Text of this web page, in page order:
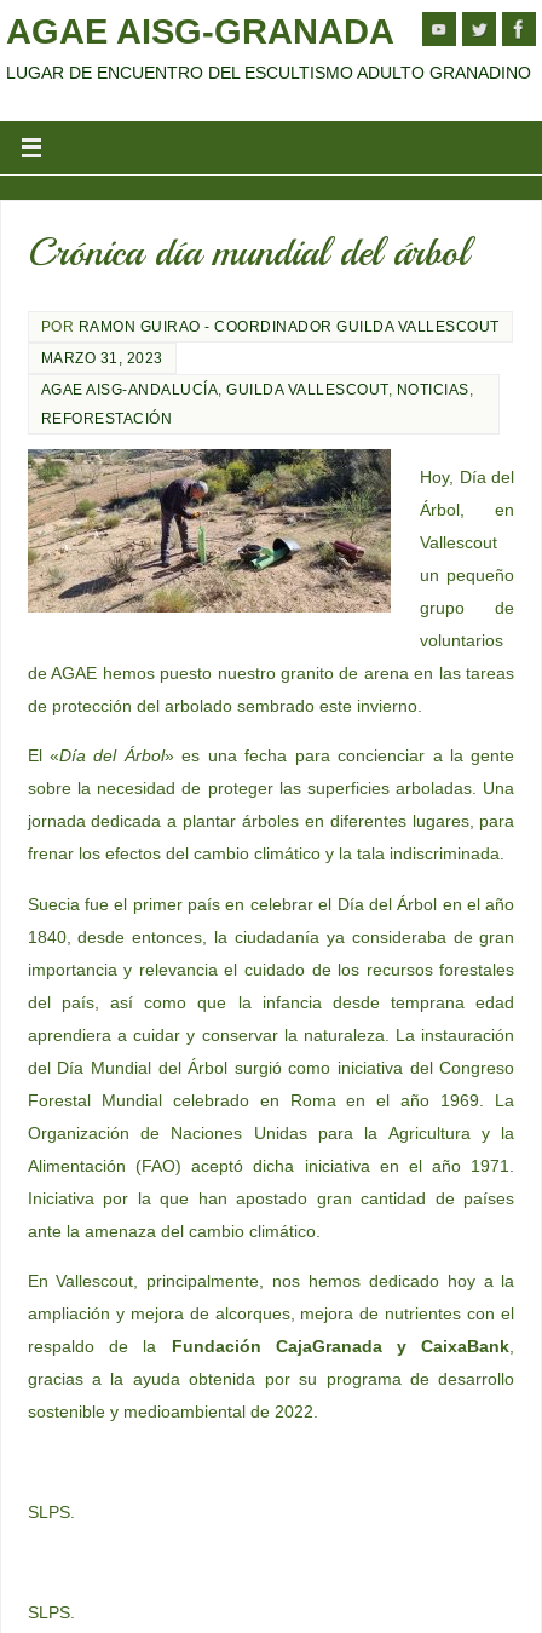
AGAE AISG-GRANADA
LUGAR DE ENCUENTRO DEL ESCULTISMO ADULTO GRANADINO
Crónica día mundial del árbol
POR RAMON GUIRAO - COORDINADOR GUILDA VALLESCOUT
MARZO 31, 2023
AGAE AISG-ANDALUCÍA ,GUILDA VALLESCOUT, NOTICIAS
REFORESTACIÓN
Hoy, Día del
Árbol, en
Vallescout
un pequeño
grupo de
voluntarios
de AGAE hemos puesto nuestro granito de arena en las tareas
de protección del arbolado sembrado este invierno.
El «Día del Árbol» es una fecha para concienciar a la gente
sobre la necesidad de proteger las superficies arboladas. Una
jornada dedicada a plantar árboles en diferentes lugares, para
frenar los efectos del cambio climático y la tala indiscriminada.
Suecia fue el primer país en celebrar el Día del Árbol en el año
1840, desde entonces, la ciudadanía ya consideraba de gran
importancia y relevancia el cuidado de los recursos forestales
del país, así como que la infancia desde temprana edad
aprendiera a cuidar y conservar la naturaleza. La instauración
del Día Mundial del Árbol surgió como iniciativa del Congreso
Forestal Mundial celebrado en Roma en el año 1969. La
Organización de Naciones Unidas para la Agricultura y la
Alimentación (FAO) aceptó dicha iniciativa en el año 1971.
Iniciativa por la que han apostado gran cantidad de países
ante la amenaza del cambio climático.
En Vallescout, principalmente, nos hemos dedicado hoy a la
ampliación y mejora de alcorques, mejora de nutrientes con el
respaldo de la Fundación CajaGranada y CaixaBank
gracias a la ayuda obtenida por su programa de desarrollo
sostenible y medioambiental de 2022.
SLPS.
SLPS.